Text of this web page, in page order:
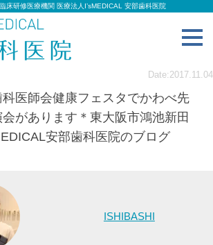
床研修医療機関 医療法人I’sMEDICAL 安部歯科医院
Date:2017.11.04
医師会健康フェスタでかわべ先
があります＊東大阪市鴻池新田
安部歯科医院のブログ
ISHIBASHI